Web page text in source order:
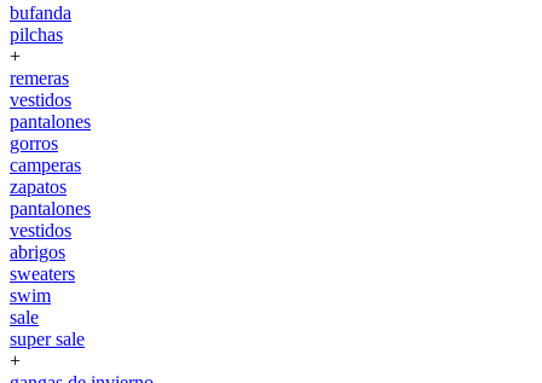
bufanda
pilchas
+
remeras
vestidos
pantalones
gorros
camperas
zapatos
pantalones
vestidos
abrigos
sweaters
swim
sale
super sale
+